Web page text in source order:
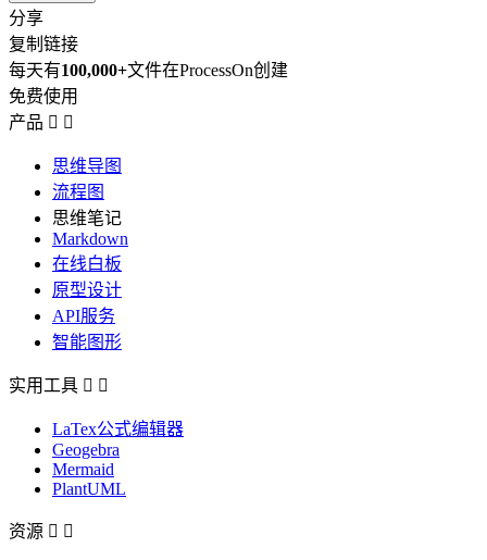
分享
复制链接
每天有100,000+文件在ProcessOn创建
免费使用
产品  
思维导图
流程图
思维笔记
Markdown
在线白板
原型设计
API服务
智能图形
实用工具  
LaTex公式编辑器
Geogebra
Mermaid
PlantUML
资源  